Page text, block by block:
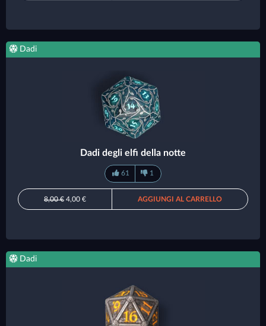
Dadi
Dadi degli elfi della notte
61 1
8,00 € 4,00 € AGGIUNGI AL CARRELLO
Dadi